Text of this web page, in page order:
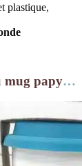
plastique,
mug papy…